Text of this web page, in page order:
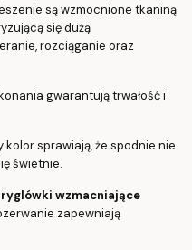
są wzmocnione tkaniną
się dużą
rozciąganie oraz
gwarantują trwałość i
sprawiają, że spodnie nie
świetnie.
wzmacniające
zapewniają